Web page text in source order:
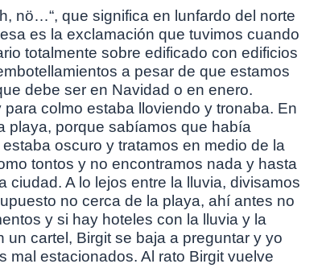
nö…“, que significa en lunfardo del norte
es la exclamación que tuvimos cuando
totalmente sobre edificado con edificios
a pesar de que estamos
debe ser en Navidad o en enero.
colmo estaba lloviendo y tronaba. En
playa, porque sabíamos que había
oscuro y tratamos en medio de la
tontos y no encontramos nada y hasta
A lo lejos entre la lluvia, divisamos
no cerca de la playa, ahí antes no
y si hay hoteles con la lluvia y la
cartel, Birgit se baja a preguntar y yo
mal estacionados. Al rato Birgit vuelve